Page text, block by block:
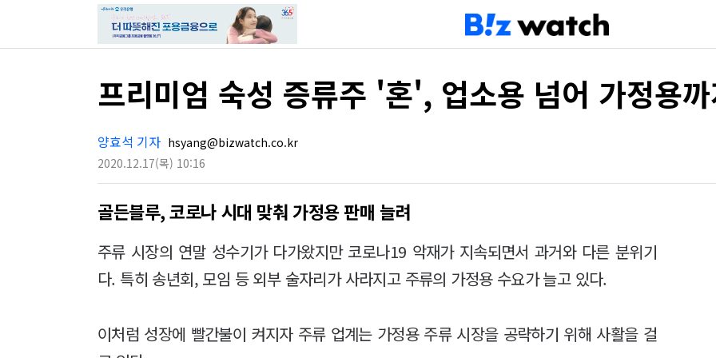
프리미엄 숙성 증류주 '혼', 업소용 넘어 가정용
양효석 기자 hsyang@bizwatch.co.kr
2020.12.17(목) 10:16
골든블루, 코로나 시대 맞춰 가정용 판매 늘려
주류 시장의 연말 성수기가 다가왔지만 코로나19 악재가 지속되면서 과거와 다른 분위기
다. 특히 송년회, 모임 등 외부 술자리가 사라지고 주류의 가정용 수요가 늘고 있다.
이처럼 성장에 빨간불이 켜지자 주류 업계는 가정용 주류 시장을 공략하기 위해 사활을 걸